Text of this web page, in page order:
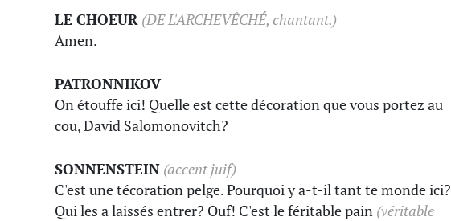
LE CHOEUR (DE L'ARCHEVÊCHÉ, chantant.)
Amen.
PATRONNIKOV
On étouffe ici! Quelle est cette décoration que vous portez au
cou, David Salomonovitch?
SONNENSTEIN (accent juif)
C'est une técoration pelge. Pourquoi y a-t-il tant te monde ici?
Qui les a laissés entrer? Ouf! C'est le féritable pain (véritable